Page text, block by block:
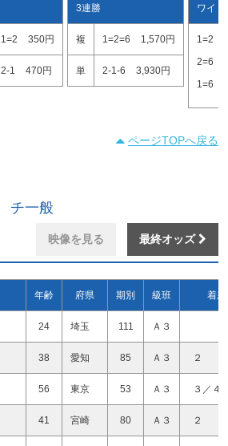
1=2 350円
2-1 470円
3連勝
複 1=2=6 1,570円
単 2-1-6 3,930円
ワイド
1=2
2=6
1=6
ページTOPへ戻る
一般
映像を見る 最終オッズ
年齢 府県 期別 級班 着差
24 埼玉 111 Ａ３
38 愛知 85 Ａ３ ２
56 東京 53 Ａ３ ３／４
41 宮崎 80 Ａ３ ２